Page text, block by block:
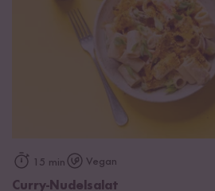
15 min Vegan
Curry-Nudelsalat